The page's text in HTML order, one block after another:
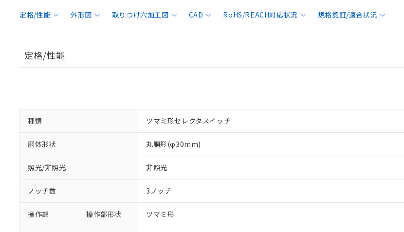
定格/性能 外形図 取りつけ穴加工図 CAD RoHS/REACH対応状況 規格認証/適合状況
定格/性能
種類 ツマミ形セレクタスイッチ
胴体形状 丸胴形(φ30mm)
照光/非照光 非照光
ノッチ数 3ノッチ
操作部 操作部形状 ツマミ形